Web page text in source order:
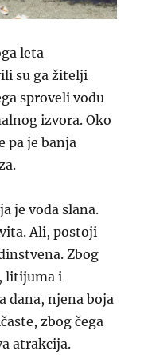
leta
su ga žitelji
sproveli vodu
izvora. Oko
pa je banja
je voda slana.
Ali, postoji
Zbog
litijuma i
dana, njena boja
zbog čega
atrakcija.